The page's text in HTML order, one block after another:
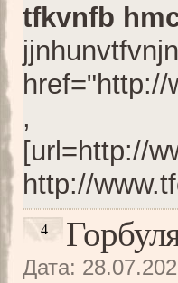
tfkvnfb
href="http://
,
[url=http://
http://
4
Дата: